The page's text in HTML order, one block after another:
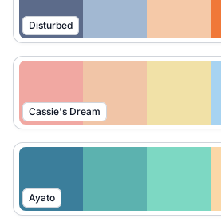
Disturbed
Cassie's Dream
Ayato